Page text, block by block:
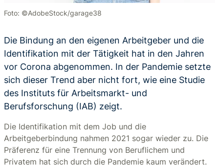
Foto: ©AdobeStock/garage38
Die Bindung an den eigenen Arbeitgeber und die
Identifikation mit der Tätigkeit hat in den Jahren
vor Corona abgenommen. In der Pandemie setzte
sich dieser Trend aber nicht fort, wie eine Studie
des Instituts für Arbeitsmarkt- und
Berufsforschung (IAB) zeigt.
Die Identifikation mit dem Job und die
Arbeitgeberbindung nahmen 2021 sogar wieder zu. Die
Präferenz für eine Trennung von Beruflichem und
Privatem hat sich durch die Pandemie kaum verändert.